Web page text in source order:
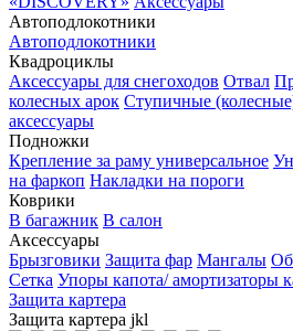
Автоподлокотники
Автоподлокотники
Квадроциклы
Аксессуары для снегоходов Отвал
колесных арок Ступичные
аксессуары
Подножки
Крепление за раму универсальное
на фаркоп Накладки на пороги
Коврики
В багажник В салон
Аксессуары
Брызговики Защита фар Мангалы
Сетка Упоры капота/ амортизаторы
Защита картера
Защита картера jkl